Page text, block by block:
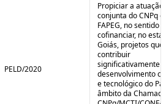
PELD/2020
Propiciar a atuação
conjunta do CNPq e
FAPEG, no sentido
cofinanciar, no
Goiás, projetos que
contribuir
significativamente
desenvolvimento
e tecnológico do
âmbito da Chamada